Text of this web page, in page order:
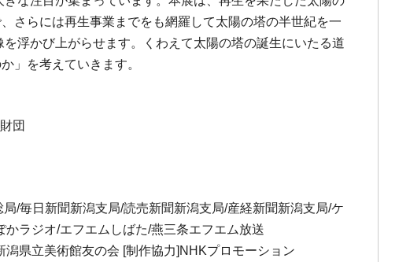
さらには再生事業までをも網羅して太陽の塔の半世紀を一
浮かび上がらせます。くわえて太陽の塔の誕生にいたる道
」を考えていきます。
団
/毎日新聞新潟支局/読売新聞新潟支局/産経新聞新潟支局/ケ
ラジオ/エフエムしばた/燕三条エフエム放送
県立美術館友の会 [制作協力]NHKプロモーション